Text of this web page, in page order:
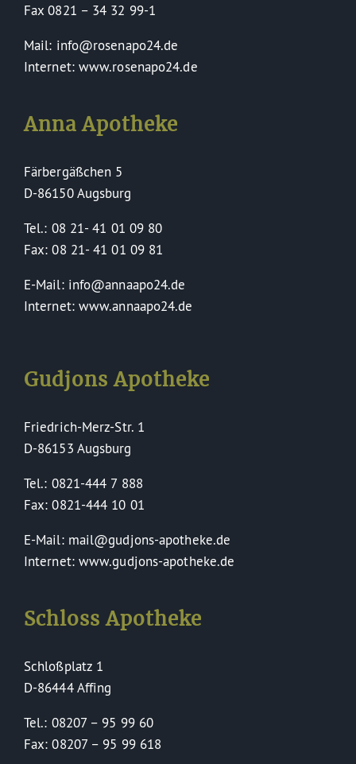
Fax 0821 – 34 32 99-1
Mail: info@rosenapo24.de
Internet: www.rosenapo24.de
Anna Apotheke
Färbergäßchen 5
D-86150 Augsburg
Tel.: 08 21- 41 01 09 80
Fax: 08 21- 41 01 09 81
E-Mail: info@annaapo24.de
Internet: www.annaapo24.de
Gudjons Apotheke
Friedrich-Merz-Str. 1
D-86153 Augsburg
Tel.: 0821-444 7 888
Fax: 0821-444 10 01
E-Mail: mail@gudjons-apotheke.de
Internet: www.gudjons-apotheke.de
Schloss Apotheke
Schloßplatz 1
D-86444 Affing
Tel.: 08207 – 95 99 60
Fax: 08207 – 95 99 618